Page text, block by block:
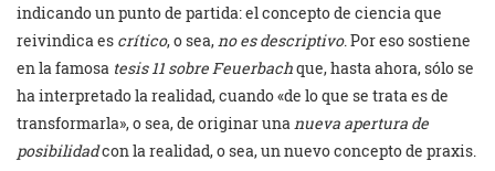
indicando un punto de partida: el concepto de ciencia que
reivindica es crítico, o sea, no es descriptivo. Por eso sostiene
en la famosa tesis 11 sobre Feuerbachque, hasta ahora, sólo se
ha interpretado la realidad, cuando «de lo que se trata es de
transformarla», o sea, de originar una nueva apertura de
posibilidadcon la realidad, o sea, un nuevo concepto de praxis.